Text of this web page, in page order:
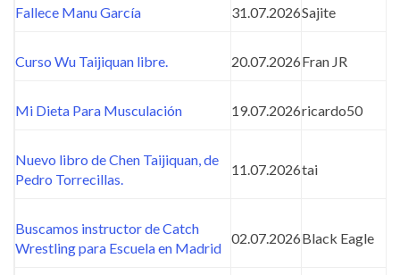
Fallece Manu García 31.07.2026Sajite
Curso Wu Taijiquan libre. 20.07.2026Fran JR
Mi Dieta Para Musculación 19.07.2026ricardo50
Nuevo libro de Chen Taijiquan, de
Pedro Torrecillas.
11.07.2026tai
Buscamos instructor de Catch
Wrestling para Escuela en Madrid
02.07.2026Black Eagle